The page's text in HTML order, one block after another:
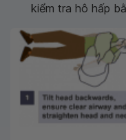
kiểm tra hô hấp